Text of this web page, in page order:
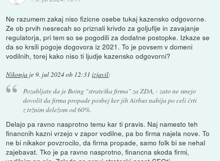
Ne razumem zakaj niso fizicne osebe tukaj kazensko odgovorne.
Ze ob prvih nesrecah so priznali krivdo za goljufije in zavajanje
regulatorja, pri tem so se pogodili za dodatne postopke. Izkaze se
da so krsili pogoje dogovora iz 2021. To je povsem v domeni
vodilnih, torej kako niso ti ljudje kazensko odgovorni?
Nikonja je9. jul 2024 ob 12:31 izjavil:
Pozabljate da je Boing "strateška firma" za ZDA, - zato ne smejo
dovolit da firma propade posbej ker jih Airbus nabija po celi črti
z tržnim deležom od 60%.
Delajo pa ravno nasprotno temu kar ti pravis. Naj namesto teh
financnih kazni vrzejo v zapor vodilne, pa bo firma najela nove. To
ne bi nikakor povzrocilo, da firma propade, samo folk bi se nehal
zajebavat. Tko je pa ravno nasprotno, financna skoda firmi,